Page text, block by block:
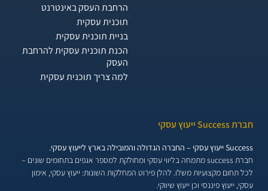
הרחבת העסק באינטרנט
תוכנית עסקית
בניית תוכנית עסקית
הכנת תוכנית עסקית להרחבת
העסק
למה צריך תוכנית עסקית
חברת Success ייעוץ עסקי
Success ייעוץ עסקי – החברה הגדולה והמובילה בארץ לייעוץ עסקי.
חברת success מתמחה בליווי עסקי ומחולקת למספר אגפים בתחומים שונים –
לכל תחום מקצועיות משלו. להלן פירוט המחלקות השונות: ייעוץ עסקי, אימון
עסקי, ייעוץ פיננסי וכן ייעוץ שיווקי.